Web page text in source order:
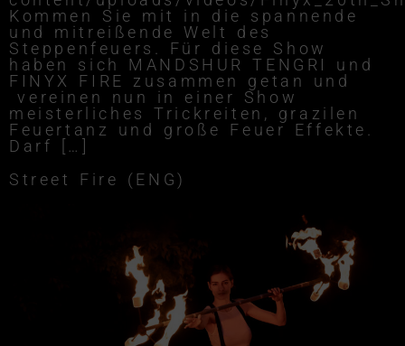
Kommen Sie mit in die spannende
und mitreißende Welt des
Steppenfeuers. Für diese Show
haben sich MANDSHUR TENGRI und
FINYX FIRE zusammen getan und
vereinen nun in einer Show
meisterliches Trickreiten, grazilen
Feuertanz und große Feuer Effekte.
Darf […]
Street Fire (ENG)